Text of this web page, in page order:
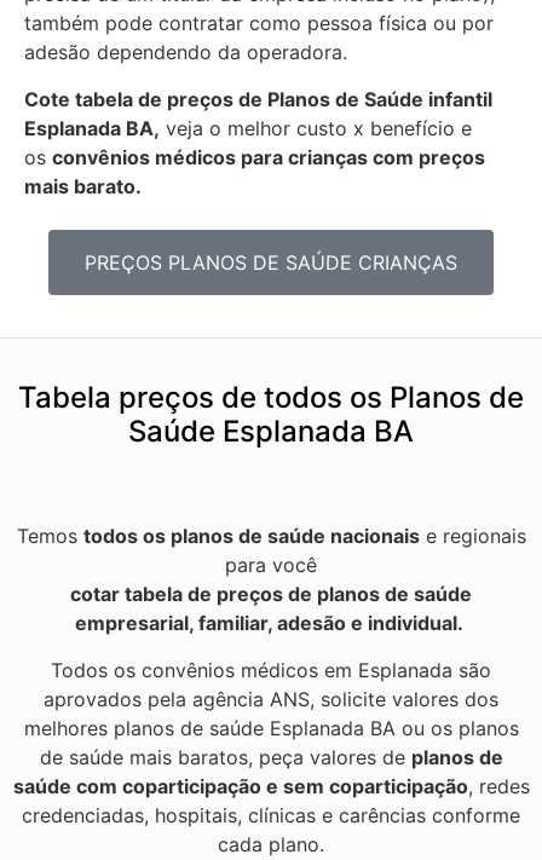
também pode contratar como pessoa física ou por
adesão dependendo da operadora.
Cote tabela de preços de Planos de Saúde infantil
Esplanada BA, veja o melhor custo x benefício e
os convênios médicos para crianças com preços
mais barato.
PREÇOS PLANOS DE SAÚDE CRIANÇAS
Tabela preços de todos os Planos de
Saúde Esplanada BA
Temos todos os planos de saúde nacionaise regionais
para você
cotar tabela de preços de planos de saúde
empresarial, familiar, adesão e individual.
Todos os convênios médicos em Esplanada são
aprovados pela agência ANS, solicite valores dos
melhores planos de saúde Esplanada BA ou os planos
de saúde mais baratos, peça valores de planos de
saúde com coparticipação e sem coparticipação, redes
credenciadas, hospitais, clínicas e carências conforme
cada plano.